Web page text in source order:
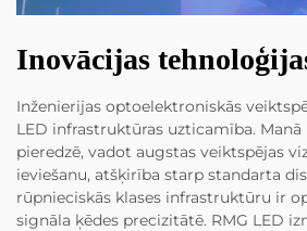
Inovācijas
Inženierijas optoelektroniskās
LED infrastruktūras uzticamība. Manā
pieredzē, vadot augstas veiktspējas
ieviešanu, atšķirība starp standarta
rūpnieciskās klases infrastruktūru ir
signāla ķēdes precizitātē. RMG LED